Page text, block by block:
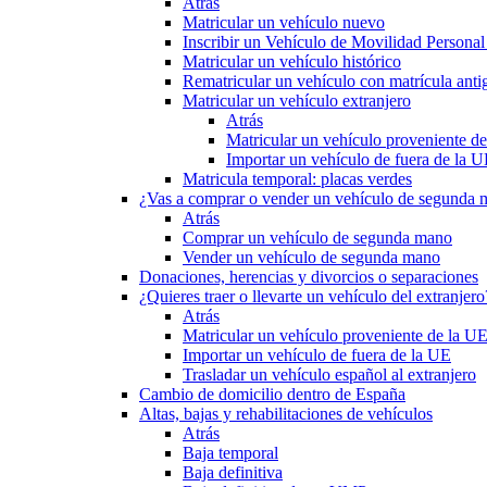
Matricular un vehículo nuevo
Inscribir un Vehículo de Movilidad
Matricular un vehículo histórico
Rematricular un vehículo con matrícula
Matricular un vehículo extranjero
Atrás
Matricular un vehículo proveniente
Importar un vehículo de fuera de la
Matricula temporal: placas verdes
¿Vas a comprar o vender un vehículo de segunda
Atrás
Comprar un vehículo de segunda mano
Vender un vehículo de segunda mano
Donaciones, herencias y divorcios o separaciones
¿Quieres traer o llevarte un vehículo del
Atrás
Matricular un vehículo proveniente de la UE
Importar un vehículo de fuera de la UE
Trasladar un vehículo español al extranjero
Cambio de domicilio dentro de España
Altas, bajas y rehabilitaciones de vehículos
Atrás
Baja temporal
Baja definitiva